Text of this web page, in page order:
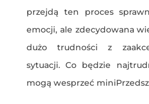
przejdą ten proces
emocji, ale zdecydowana
dużo trudności z
sytuacji. Co będzie
mogą wesprzeć